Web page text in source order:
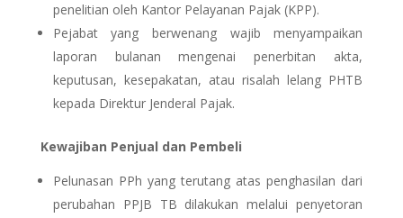
penelitian oleh Kantor Pelayanan Pajak (KPP).
Pejabat yang berwenang wajib menyampaikan
laporan bulanan mengenai penerbitan akta,
keputusan, kesepakatan, atau risalah lelang PHTB
kepada Direktur Jenderal Pajak.
Kewajiban Penjual dan Pembeli
Pelunasan PPh yang terutang atas penghasilan dari
perubahan PPJB TB dilakukan melalui penyetoran